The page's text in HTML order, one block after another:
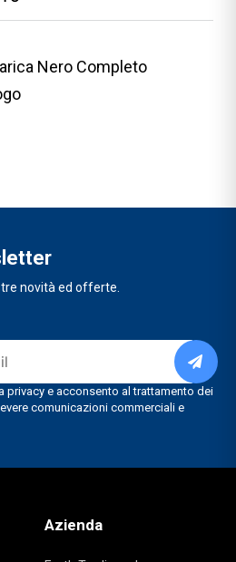
Nero Completo
novità ed offerte.
Azienda